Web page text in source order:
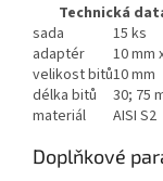
Technická
sada
15 ks
adaptér
10 mm
velikost bitů10 mm
délka bitů
30; 75
materiál
AISI S2
Doplňkové